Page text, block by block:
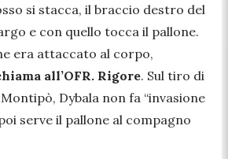
si stacca, il braccio destro del
e con quello tocca il pallone.
era attaccato al corpo,
all’OFR. Rigore. Sul tiro di
Dybala non fa “invasione
serve il pallone al compagno